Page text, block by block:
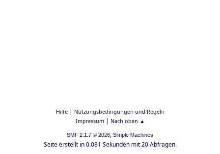
Hilfe| Nutzungsbedingungen und Regeln
Impressum| Nach oben ▲
SMF 2.1.7 © 2026, Simple Machines
Seite erstellt in 0.081 Sekunden mit 20 Abfragen.